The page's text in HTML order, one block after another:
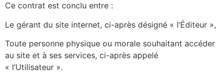
Ce contrat est conclu entre :
Le gérant du site internet, ci-après désigné « l’Éditeur »,
Toute personne physique ou morale souhaitant accéder
au site et à ses services, ci-après appelé
« l’Utilisateur ».